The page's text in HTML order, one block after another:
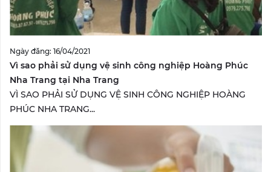
Ngày đăng: 16/04/2021
Vì sao phải sử dụng vệ sinh công nghiệp Hoàng Phúc
Nha Trang tại Nha Trang
VÌ SAO PHẢI SỬ DỤNG VỆ SINH CÔNG NGHIỆP HOÀNG
PHÚC NHA TRANG...